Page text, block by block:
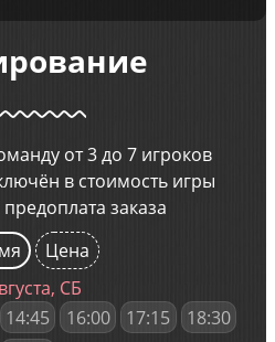
от 3 до 7 игроков
в стоимость игры
заказа
Цена
СБ
14:45 16:00 17:15
18:30